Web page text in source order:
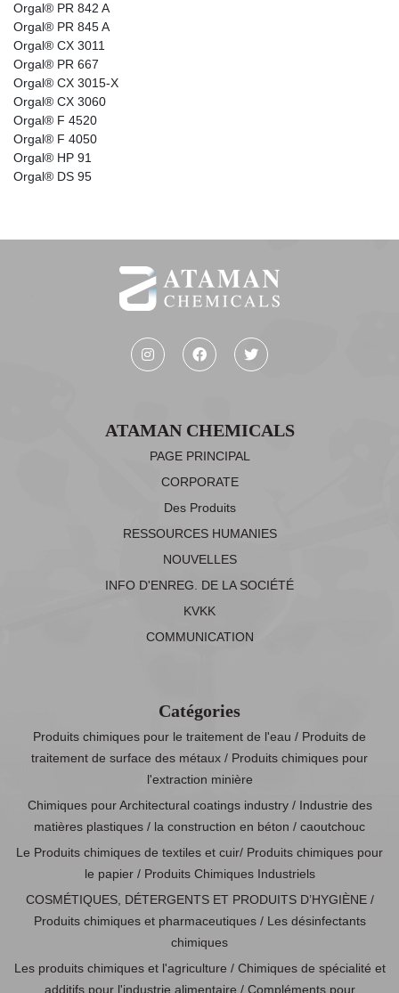
Orgal® PR 842 A
Orgal® PR 845 A
Orgal® CX 3011
Orgal® PR 667
Orgal® CX 3015-X
Orgal® CX 3060
Orgal® F 4520
Orgal® F 4050
Orgal® HP 91
Orgal® DS 95
ATAMAN CHEMICALS
PAGE PRINCIPAL
CORPORATE
Des Produits
RESSOURCES HUMANIES
NOUVELLES
INFO D'ENREG. DE LA SOCIÉTÉ
KVKK
COMMUNICATION
Catégories
Produits chimiques pour le traitement de l'eau / Produits de
traitement de surface des métaux / Produits chimiques pour
l'extraction minière
Chimiques pour Architectural coatings industry / Industrie des
matières plastiques / la construction en béton / caoutchouc
Le Produits chimiques de textiles et cuir/ Produits chimiques pour
le papier / Produits Chimiques Industriels
COSMÉTIQUES, DÉTERGENTS ET PRODUITS D’HYGIÈNE /
Produits chimiques et pharmaceutiques / Les désinfectants
chimiques
Les produits chimiques et l'agriculture / Chimiques de spécialité et
additifs pour l'industrie alimentaire / Compléments pour